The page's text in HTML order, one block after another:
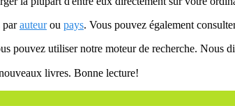
parauteurou pays. Vous pouvez également
pouvez utiliser notre moteur de recherche. Nous
livres. Bonne lecture!